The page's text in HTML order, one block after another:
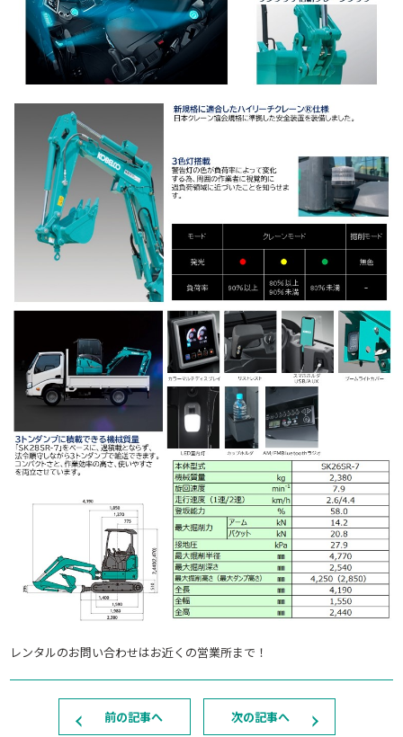
レンタルのお問い合わせはお近くの営業所まで！
前の記事へ 次の記事へ